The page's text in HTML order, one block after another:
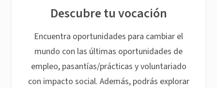
Descubre tu vocación
Encuentra oportunidades para cambiar el
mundo con las últimas oportunidades de
empleo, pasantías/prácticas y voluntariado
con impacto social. Además, podrás explorar